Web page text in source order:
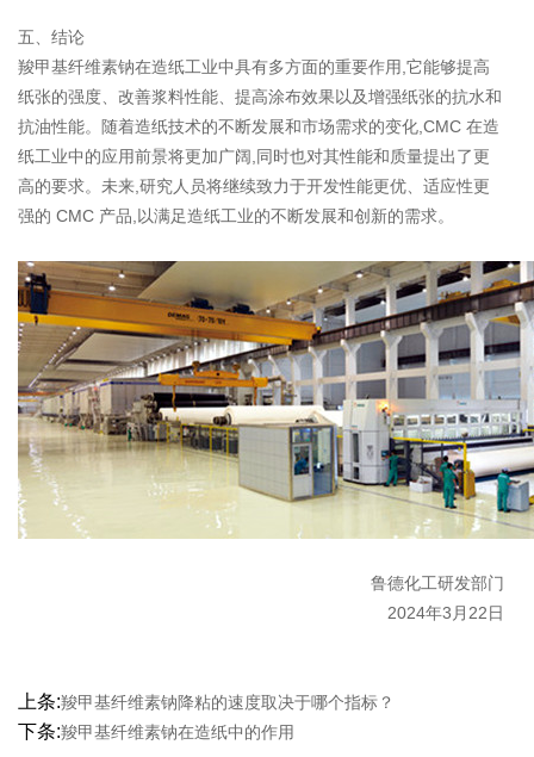
五、结论
羧甲基纤维素钠在造纸工业中具有多方面的重要作用,它能够提高
纸张的强度、改善浆料性能、提高涂布效果以及增强纸张的抗水和
抗油性能。随着造纸技术的不断发展和市场需求的变化,CMC 在造
纸工业中的应用前景将更加广阔,同时也对其性能和质量提出了更
高的要求。未来,研究人员将继续致力于开发性能更优、适应性更
强的 CMC 产品,以满足造纸工业的不断发展和创新的需求。
鲁德化工研发部门
2024年3月22日
上条:羧甲基纤维素钠降粘的速度取决于哪个指标？
下条:羧甲基纤维素钠在造纸中的作用